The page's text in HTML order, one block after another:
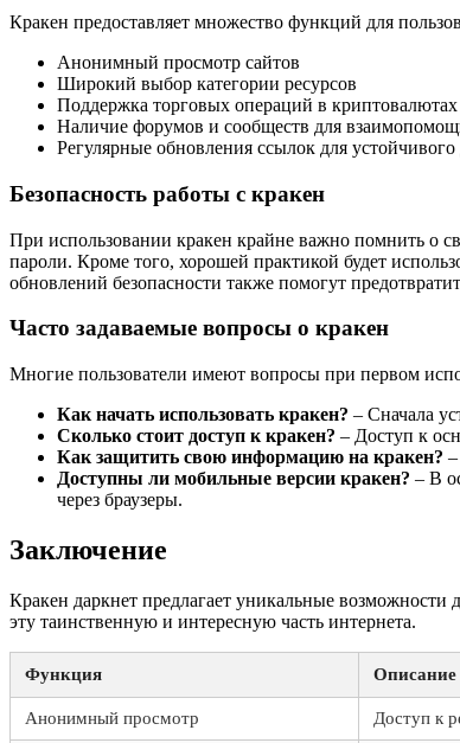
Кракен предоставляет множество функций для
Анонимный просмотр сайтов
Широкий выбор категории ресурсов
Поддержка торговых операций в криптовалютах
Наличие форумов и сообществ для
Регулярные обновления ссылок для устойчивого
Безопасность работы с кракен
При использовании кракен крайне важно помнить о
пароли. Кроме того, хорошей практикой будет
обновлений безопасности также помогут
Часто задаваемые вопросы о кракен
Многие пользователи имеют вопросы при первом
Как начать использовать кракен? – Сначала
Сколько стоит доступ к кракен? – Доступ к
Как защитить свою информацию на кракен?
Доступны ли мобильные версии кракен? – В
через браузеры.
Заключение
Кракен даркнет предлагает уникальные возможности
эту таинственную и интересную часть интернета.
Функция Описание
Анонимный просмотр Доступ к